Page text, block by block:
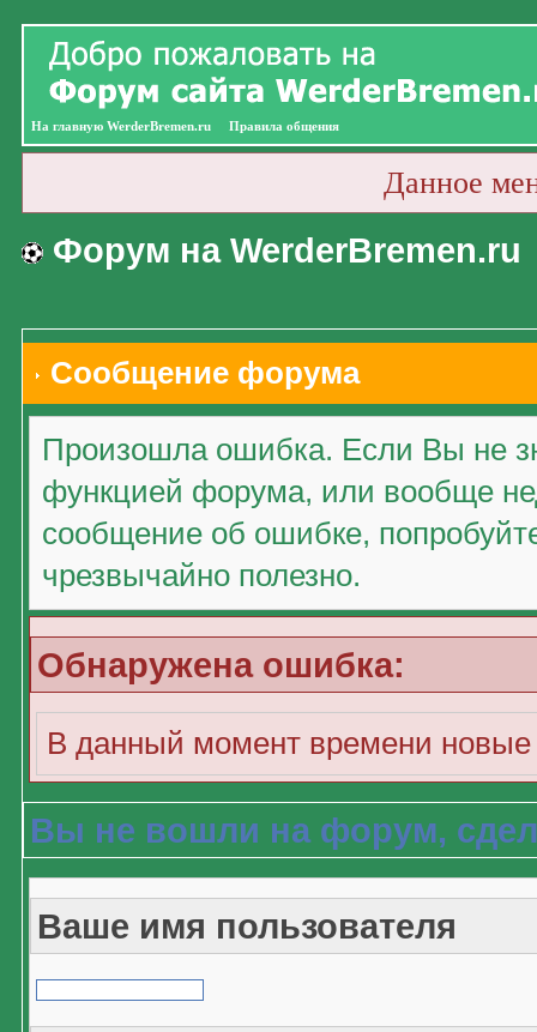
На главную WerderBremen.ru Правила общения
Данное
Форум на WerderBremen.ru
Сообщение форума
Произошла ошибка. Если Вы не
функцией форума, или вообще
сообщение об ошибке,
чрезвычайно полезно.
Обнаружена ошибка:
В данный момент времени новые
Вы не вошли на форум,
Ваше имя пользователя